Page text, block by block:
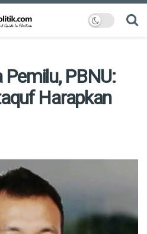
PBNU:
Harapkan